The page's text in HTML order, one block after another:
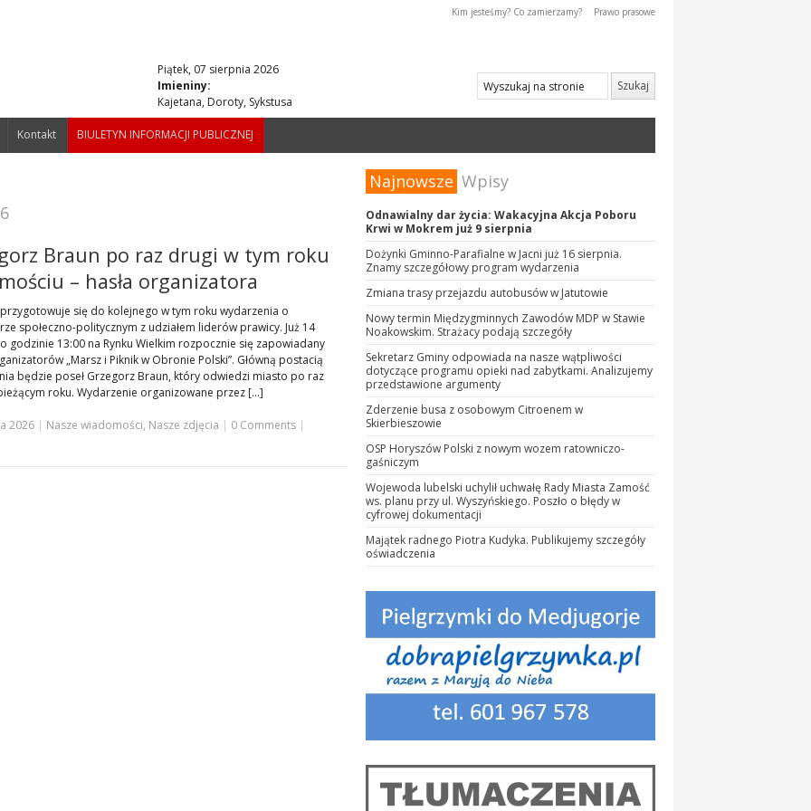
Kim jesteśmy? Co zamierzamy? Prawo prasowe
Piątek, 07 sierpnia 2026
Imieniny:
Kajetana, Doroty, Sykstusa
Kontakt BIULETYN INFORMACJI PUBLICZNEJ
Braun po raz drugi w tym roku
– hasła organizatora
się do kolejnego w tym roku wydarzenia o
społeczno-politycznym z udziałem liderów prawicy. Już 14
godzinie 13:00 na Rynku Wielkim rozpocznie się zapowiadany
„Marsz i Piknik w Obronie Polski”. Główną postacią
będzie poseł Grzegorz Braun, który odwiedzi miasto po raz
roku. Wydarzenie organizowane przez […]
2026| Nasze wiadomości, Nasze zdjęcia | 0 Comments |
Najnowsze Wpisy
Odnawialny dar życia: Wakacyjna Akcja Poboru
Krwi w Mokrem już 9 sierpnia
Dożynki Gminno-Parafialne w Jacni już 16 sierpnia.
Znamy szczegółowy program wydarzenia
Zmiana trasy przejazdu autobusów w Jatutowie
Nowy termin Międzygminnych Zawodów MDP w Stawie
Noakowskim. Strażacy podają szczegóły
Sekretarz Gminy odpowiada na nasze wątpliwości
dotyczące programu opieki nad zabytkami. Analizujemy
przedstawione argumenty
Zderzenie busa z osobowym Citroenem w
Skierbieszowie
OSP Horyszów Polski z nowym wozem ratowniczo-
gaśniczym
Wojewoda lubelski uchylił uchwałę Rady Miasta Zamość
ws. planu przy ul. Wyszyńskiego. Poszło o błędy w
cyfrowej dokumentacji
Majątek radnego Piotra Kudyka. Publikujemy szczegóły
oświadczenia